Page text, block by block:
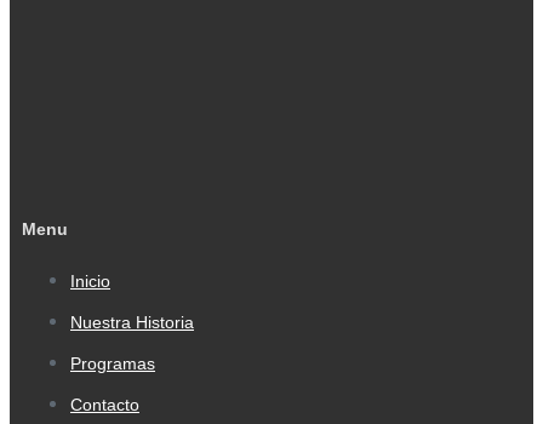
Menu
Inicio
Nuestra Historia
Programas
Contacto